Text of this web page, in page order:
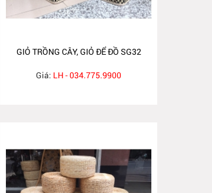
GIỎ TRỒNG CÂY, GIỎ ĐỂ ĐỒ SG32
Giá: LH - 034.775.9900